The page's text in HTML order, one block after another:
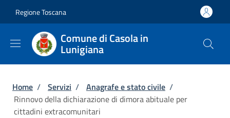
Regione Toscana
Comune di Casola in
Lunigiana
Briciole di pane
Home / Servizi / Anagrafe e stato civile /
Rinnovo della dichiarazione di dimora abituale per
cittadini extracomunitari